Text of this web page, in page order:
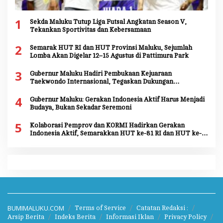
1
Sekda Maluku Tutup Liga Futsal Angkatan Season V,
Tekankan Sportivitas dan Kebersamaan
2
Semarak HUT RI dan HUT Provinsi Maluku, Sejumlah
Lomba Akan Digelar 12–15 Agustus di Pattimura Park
3
Gubernur Maluku Hadiri Pembukaan Kejuaraan
Taekwondo Internasional, Tegaskan Dukungan
4
Gubernur Maluku: Gerakan Indonesia Aktif Harus Menjadi
Budaya, Bukan Sekadar Seremoni
5
Kolaborasi Pemprov dan KORMI Hadirkan Gerakan
Indonesia Aktif, Semarakkan HUT ke-81 RI dan HUT ke-
BUMIMALUKU.COM Terms of Service
Catatan Redaksi :
Arsip Berita
Indeks Berita Informasi Iklan
Privacy Policy